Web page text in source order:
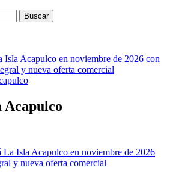
Acapulco en noviembre de 2026 con
y nueva oferta comercial
Acapulco
Isla Acapulco en noviembre de 2026
y nueva oferta comercial